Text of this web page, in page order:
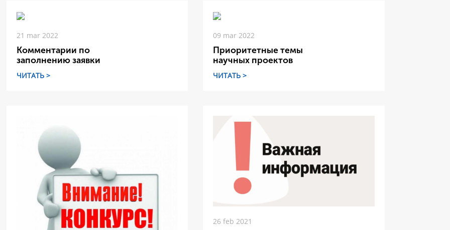
21 mar 2022
Комментарии по
заполнению заявки
ЧИТАТЬ >
09 mar 2022
Приоритетные темы
научных проектов
ЧИТАТЬ >
26 feb 2021